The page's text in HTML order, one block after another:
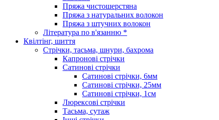
Пряжа чистошерстяна
Пряжа з натуральних волокон
Пряжа з штучних волокон
Література по в'язанню *
Квілтінг, шиття
Стрічки, тасьма, шнури, бахрома
Капронові стрічки
Сатинові стрічки
Сатинові стрічки, 6мм
Сатинові стрічки, 25мм
Сатинові стрічки, 1см
Люрексові стрічки
Тасьма, сутаж